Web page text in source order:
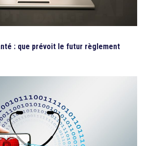
: que prévoit le futur règlement